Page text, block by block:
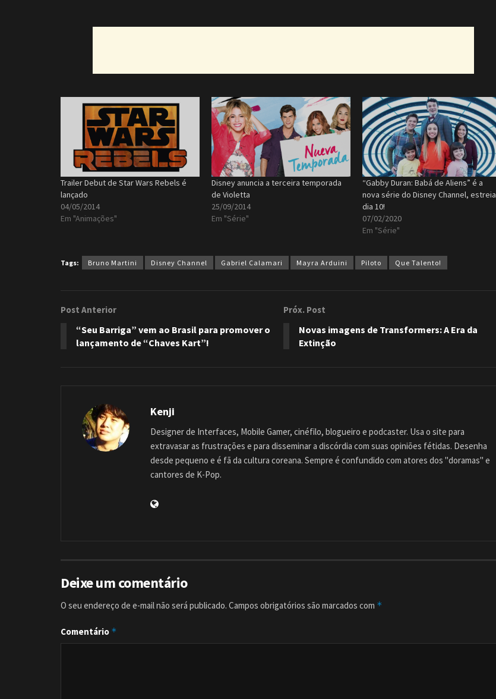
Trailer Debut de Star Wars Rebels é
lançado
04/05/2014
Em "Animações"
Disney anuncia a terceira temporada
de Violetta
25/09/2014
Em "Série"
“Gabby Duran: Babá de Aliens” é a
nova série do Disney Channel, estreia
dia 10!
07/02/2020
Em "Série"
Tags: Bruno Martini Disney Channel Gabriel Calamari Mayra Arduini Piloto Que Talento!
Post Anterior
“Seu Barriga” vem ao Brasil para promover o
lançamento de “Chaves Kart”!
Próx. Post
Novas imagens de Transformers: A Era da
Extinção
Kenji
Designer de Interfaces, Mobile Gamer, cinéfilo, blogueiro e podcaster. Usa o site para
extravasar as frustrações e para disseminar a discórdia com suas opiniões fétidas. Desenha
desde pequeno e é fã da cultura coreana. Sempre é confundido com atores dos "doramas" e
cantores de K-Pop.
Deixe um comentário
O seu endereço de e-mail não será publicado. Campos obrigatórios são marcados com *
Comentário *